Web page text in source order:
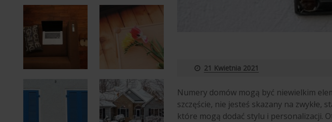
21 Kwietnia 2021
Numery domów mogą być niewielkim
szczęście, nie jesteś skazany na
które mogą dodać stylu i personalizacji.